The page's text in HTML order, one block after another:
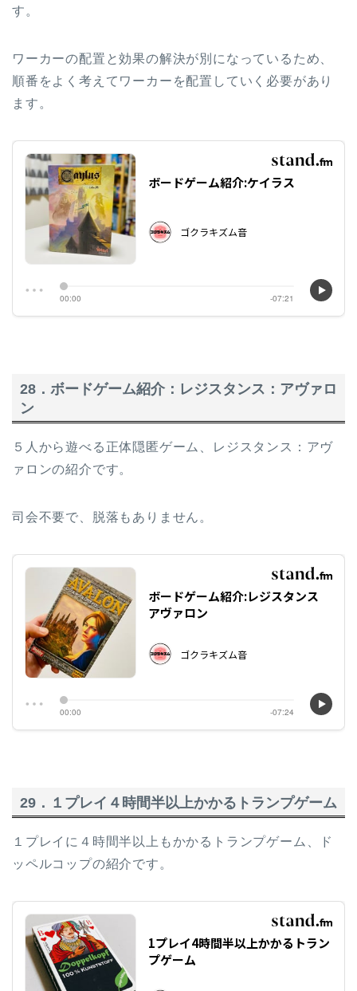
す。
ワーカーの配置と効果の解決が別になっているため、
順番をよく考えてワーカーを配置していく必要があり
ます。
28．ボードゲーム紹介：レジスタンス：アヴァロ
ン
５人から遊べる正体隠匿ゲーム、レジスタンス：アヴ
ァロンの紹介です。
司会不要で、脱落もありません。
29．１プレイ４時間半以上かかるトランプゲーム
１プレイに４時間半以上もかかるトランプゲーム、ド
ッペルコップの紹介です。